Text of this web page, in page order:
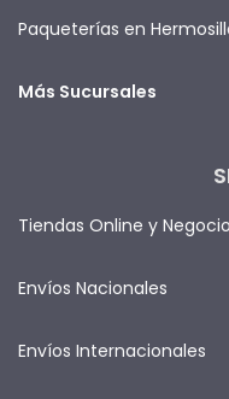
Paqueterías en
Más Sucursales
Tiendas Online y
Envíos Nacionales
Envíos Internacionales